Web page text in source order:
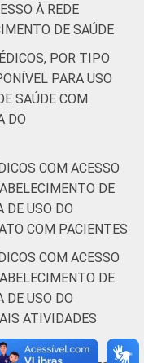
À REDE
DE SAÚDE
POR TIPO
PARA USO
SAÚDE COM
DO
COM ACESSO
DE
DE USO DO
COM PACIENTES
COM ACESSO
DE
DE USO DO
ATIVIDADES